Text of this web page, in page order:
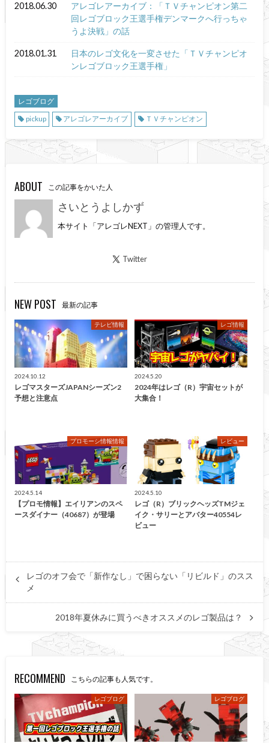
2018.06.30
アレゴレアーカイブ：「ＴＶチャンピオン第二
回レゴブロック王選手権デンマークへ行っちゃ
うよ決戦」の話
2018.01.31
日本のレゴ文化を一変させた「ＴＶチャンピオ
ンレゴブロック王選手権」
レゴブログ
pickup
アレゴレアーカイブ ＴＶチャンピオン
ABOUT この記事をかいた人
さいとうよしかず
本サイト「アレゴレNEXT」の管理人です。
Twitter
NEW POST 最新の記事
テレビ情報
2024.10.12
レゴマスターズJAPANシーズン2
予想と注意点
レゴ情報
2024.5.20
2024年はレゴ（R）宇宙セットが
大集合！
プロモーシ情報情報
2024.5.14
【プロモ情報】エイリアンのスペ
ースダイナー（40687）が登場
レビュー
2024.5.10
レゴ（R）ブリックヘッズTMジェ
イク・サリーとアバター40554レ
ビュー
レゴのオフ会で「新作なし」で困らない「リビルド」のスス
メ
2018年夏休みに買うべきオススメのレゴ製品は？
RECOMMEND こちらの記事も人気です。
レゴブログ レゴブログ